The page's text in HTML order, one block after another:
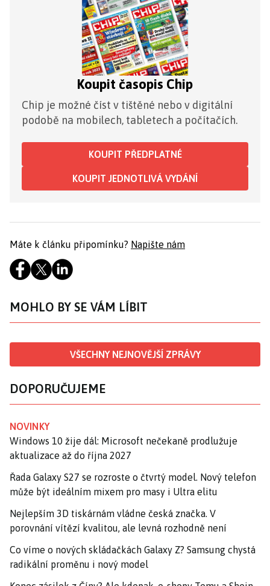
Koupit časopis Chip
Chip je možné číst v tištěné nebo v digitální
podobě na mobilech, tabletech a počítačích.
KOUPIT PŘEDPLATNÉ
KOUPIT JEDNOTLIVÁ VYDÁNÍ
Máte k článku připomínku? Napište nám
MOHLO BY SE VÁM LÍBIT
VŠECHNY NEJNOVĚJŠÍ ZPRÁVY
DOPORUČUJEME
NOVINKY
Windows 10 žije dál: Microsoft nečekaně prodlužuje
aktualizace až do října 2027
Řada Galaxy S27 se rozroste o čtvrtý model. Nový telefon
může být ideálním mixem pro masy i Ultra elitu
Nejlepším 3D tiskárnám vládne česká značka. V
porovnání vítězí kvalitou, ale levná rozhodně není
Co víme o nových skládačkách Galaxy Z? Samsung chystá
radikální proměnu i nový model